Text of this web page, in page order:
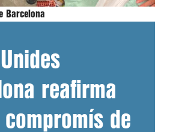
Barcelona
reafirma
compromís de